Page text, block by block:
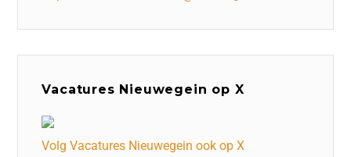
Vacatures Nieuwegein op X
Volg Vacatures Nieuwegein ook op X